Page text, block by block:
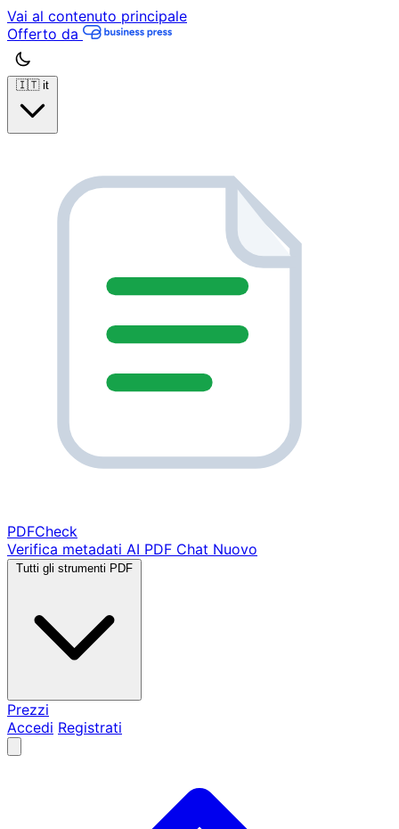
Vai al contenuto principale
Offerto da
🇮🇹 it
PDFCheck
Verifica metadati AI PDF Chat Nuovo
Tutti gli strumenti PDF
Prezzi
Accedi Registrati